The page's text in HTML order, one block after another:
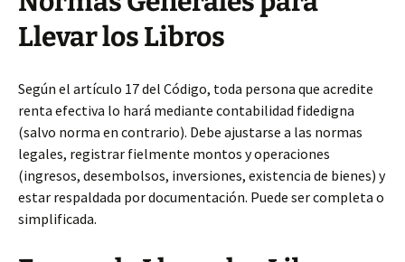
Llevar los Libros
Según el artículo 17 del Código, toda persona que acredite
renta efectiva lo hará mediante contabilidad fidedigna
(salvo norma en contrario). Debe ajustarse a las normas
legales, registrar fielmente montos y operaciones
(ingresos, desembolsos, inversiones, existencia de bienes) y
estar respaldada por documentación. Puede ser completa o
simplificada.